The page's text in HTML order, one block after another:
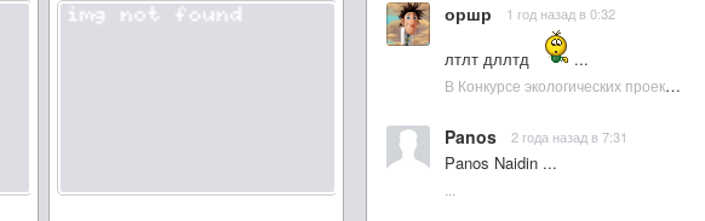
оршр 1 год назад в 0:32
лтлт дллтд
...
В Конкурсе экологических проектов в Подмосковье активно участвовала молодежь :: NewsRbk.ru...
Panos 2 года назад в 7:31
Panos Naidin ...